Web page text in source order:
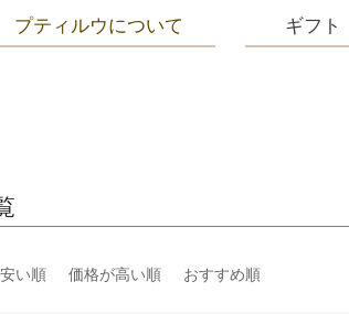
プティルウについて ギフト
い順 価格が高い順 おすすめ順